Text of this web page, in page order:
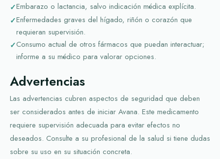
Embarazo o lactancia, salvo indicación médica explícita.
Enfermedades graves del hígado, riñón o corazón que
requieran supervisión.
Consumo actual de otros fármacos que puedan interactuar;
informe a su médico para valorar opciones.
Advertencias
Las advertencias cubren aspectos de seguridad que deben
ser considerados antes de iniciar Avana. Este medicamento
requiere supervisión adecuada para evitar efectos no
deseados. Consulte a su profesional de la salud si tiene dudas
sobre su uso en su situación concreta.